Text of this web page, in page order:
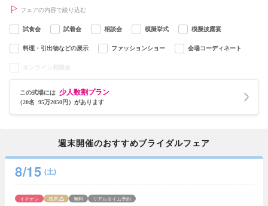
フェアの内容で絞り込む
試食会 試着会 相談会 模擬挙式 模擬披露宴
料理・引出物などの展示 ファッションショー 会場コーディネート
オンライン相談会
この式場には 少人数割プラン
（20名 95万2050円）があります
週末開催のおすすめブライダルフェア
8/15 (土)
イチオシ 残席 無料 リアルタイム予約